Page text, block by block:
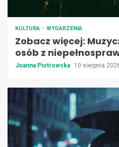
KULTURA WYDARZENIA
Zobacz więcej:
osób z
Joanna Piotrowska 10 sierpnia